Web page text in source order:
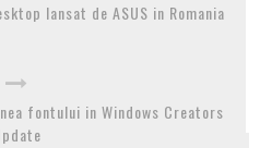
lansat de ASUS in Romania
fontului in Windows Creators